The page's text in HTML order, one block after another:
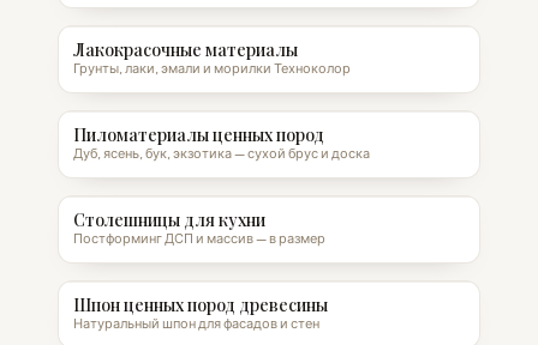
Лакокрасочные материалы
Грунты, лаки, эмали и морилки Техноколор
Пиломатериалы ценных пород
Дуб, ясень, бук, экзотика — сухой брус и доска
Столешницы для кухни
Постформинг ДСП и массив — в размер
Шпон ценных пород древесины
Натуральный шпон для фасадов и стен